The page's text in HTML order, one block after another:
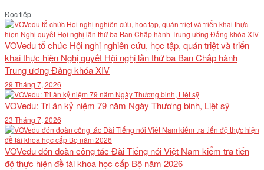
Đọc tiếpDetails
VOVedu tổ chức Hội nghị nghiên cứu, học tập, quán triệt và triển
khai thực hiện Nghị quyết Hội nghị lần thứ ba Ban Chấp hành
Trung ương Đảng khóa XIV
29 Tháng 7, 2026
VOVedu: Tri ân kỷ niệm 79 năm Ngày Thương binh, Liệt sỹ
23 Tháng 7, 2026
VOVedu đón đoàn công tác Đài Tiếng nói Việt Nam kiểm tra tiến
độ thực hiện đề tài khoa học cấp Bộ năm 2026